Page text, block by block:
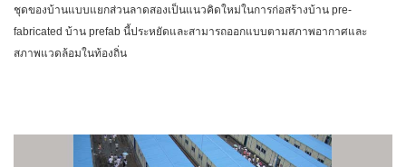
ชุดของบ้านแบบแยกส่วนลาดสองเป็นแนวคิดใหม่ในการก่อสร้างบ้าน pre-
fabricated บ้าน prefab นี้ประหยัดและสามารถออกแบบตามสภาพอากาศและ
สภาพแวดล้อมในท้องถิ่น